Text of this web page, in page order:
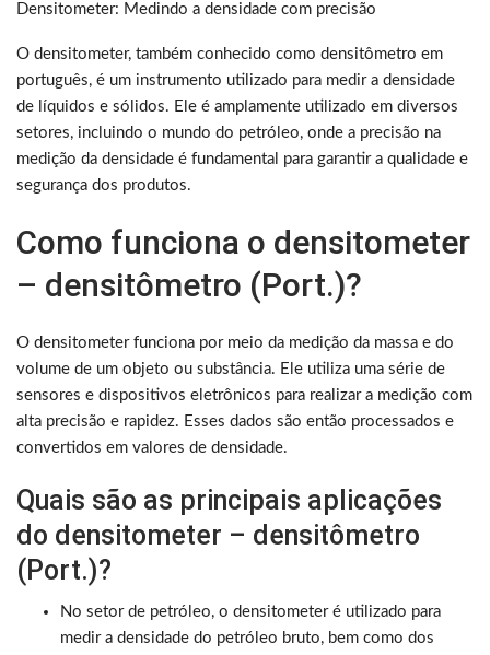
Densitometer: Medindo a densidade com precisão
O densitometer, também conhecido como densitômetro em
português, é um instrumento utilizado para medir a densidade
de líquidos e sólidos. Ele é amplamente utilizado em diversos
setores, incluindo o mundo do petróleo, onde a precisão na
medição da densidade é fundamental para garantir a qualidade e
segurança dos produtos.
Como funciona o densitometer
– densitômetro (Port.)?
O densitometer funciona por meio da medição da massa e do
volume de um objeto ou substância. Ele utiliza uma série de
sensores e dispositivos eletrônicos para realizar a medição com
alta precisão e rapidez. Esses dados são então processados e
convertidos em valores de densidade.
Quais são as principais aplicações
do densitometer – densitômetro
(Port.)?
No setor de petróleo, o densitometer é utilizado para
medir a densidade do petróleo bruto, bem como dos